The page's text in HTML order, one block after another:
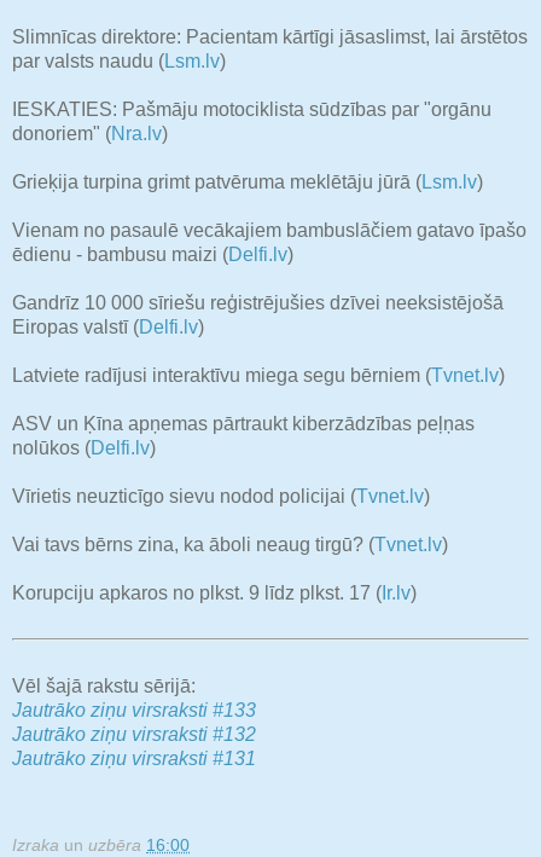
Slimnīcas direktore: Pacientam kārtīgi jāsaslimst, lai ārstētos
par valsts naudu (Lsm.lv)
IESKATIES: Pašmāju motociklista sūdzības par "orgānu
donoriem" (Nra.lv)
Grieķija turpina grimt patvēruma meklētāju jūrā (Lsm.lv)
Vienam no pasaulē vecākajiem bambuslāčiem gatavo īpašo
ēdienu - bambusu maizi (Delfi.lv)
Gandrīz 10 000 sīriešu reģistrējušies dzīvei neeksistējošā
Eiropas valstī (Delfi.lv)
Latviete radījusi interaktīvu miega segu bērniem (Tvnet.lv)
ASV un Ķīna apņemas pārtraukt kiberzādzības peļņas
nolūkos (Delfi.lv)
Vīrietis neuzticīgo sievu nodod policijai (Tvnet.lv)
Vai tavs bērns zina, ka āboli neaug tirgū? (Tvnet.lv)
Korupciju apkaros no plkst. 9 līdz plkst. 17 ( Ir.lv)
Vēl šajā rakstu sērijā:
Jautrāko ziņu virsraksti #133
Jautrāko ziņu virsraksti #132
Jautrāko ziņu virsraksti #131
Izraka un uzbēra 16:00